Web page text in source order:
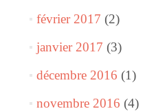
février 2017 (2)
janvier 2017 (3)
décembre 2016 (1)
novembre 2016 (4)